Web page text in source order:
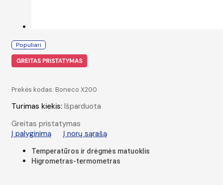
Populiari
Prekės kodas: Boneco X200
Turimas kiekis: Išparduota
Greitas pristatymas
Į palyginimą
Į norų sąrašą
Temperatūros ir drėgmės matuoklis
Higrometras-termometras